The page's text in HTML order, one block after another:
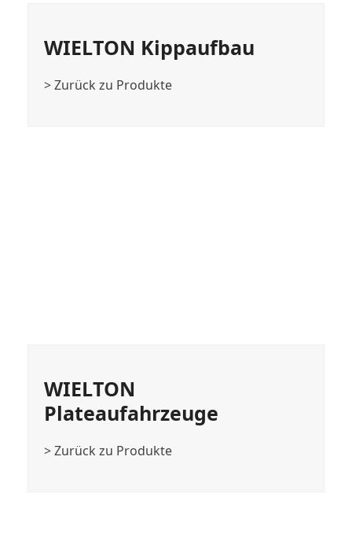
WIELTON Kippaufbau
> Zurück zu Produkte
WIELTON
Plateaufahrzeuge
> Zurück zu Produkte